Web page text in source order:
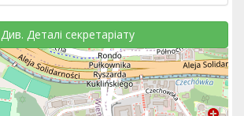
Див. Деталі секретаріату